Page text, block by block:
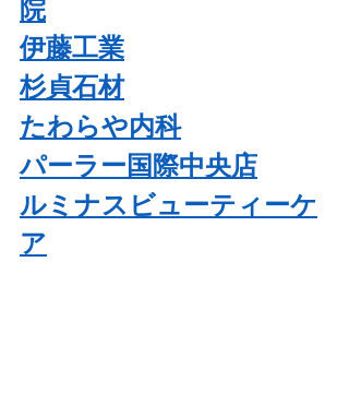
院
伊藤工業
杉貞石材
たわらや内科
パーラー国際中央店
ルミナスビューティーケ
ア